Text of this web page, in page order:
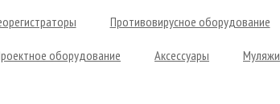
Противовирусное оборудование
оборудование Аксессуары Муляжи